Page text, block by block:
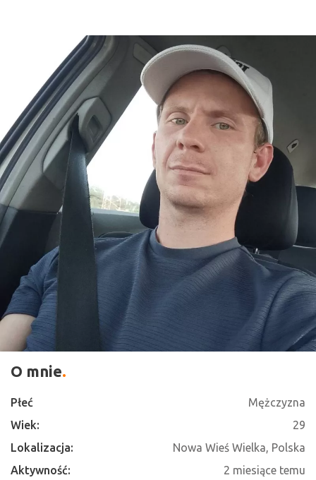
O mnie
Płeć
Mężczyzna
Wiek:
29
Lokalizacja:
Nowa Wieś Wielka, Polska
Aktywność:
2 miesiące temu